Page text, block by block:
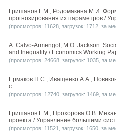
Гришанов Г.М., Родомакина М.И.
прогнозирования их параметров /
(просмотров: 11628, загрузок: 1712, за
A. Calvo-Armengol, M.O. Jackson.
and Inequality / Economics Working
(просмотров: 24668, загрузок: 1035, за
Ермаков Н.С., Иващенко А.А.,
с.
(просмотров: 12740, загрузок: 1469, за
Гришанов Г.М., Прохорова О.В.
проекта / Управление большими
(просмотров: 11521, загрузок: 1650, за